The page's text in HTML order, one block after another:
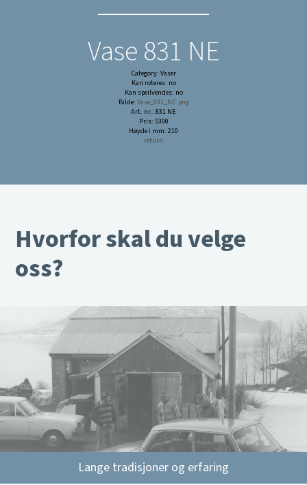
Vase 831 NE
Category: Vaser
Kan roteres: no
Kan speilvendes: no
Bilde: Vase_831_NE.png
Art. nr.: 831 NE
Pris: 5300
Høyde i mm: 210
return
Hvorfor skal du velge
oss?
Lange tradisjoner og erfaring